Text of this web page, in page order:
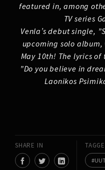
featured in, among
TV series
Venla’s debut single,
upcoming solo
May 10th! The lyrics
”Do you believe in
Laonikos
SHARE IN